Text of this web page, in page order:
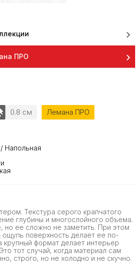
Текстура серого крапчатого
глубины и многослойного объема.
но ее сложно не заметить. При этом
ощупь поверхность делает ее по-
формат делает интерьер
тот случай, когда материал сам
строго, но не холодно и не скучно.
ПРО
0.8 см Лемана ПРО
Напольная